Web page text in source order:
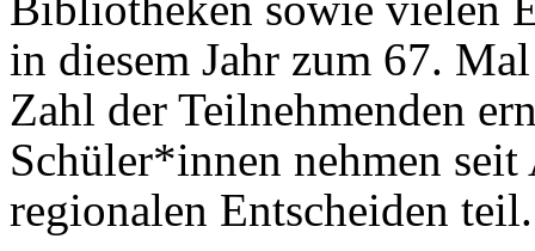
in diesem Jahr zum 67.
Zahl der Teilnehmenden
Schüler*innen nehmen
regionalen Entscheiden teil.